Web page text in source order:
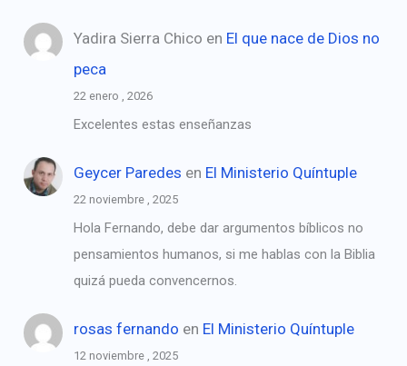
Yadira Sierra Chico en El que nace de Dios no
peca
22 enero , 2026
Excelentes estas enseñanzas
Geycer Paredes en El Ministerio Quíntuple
22 noviembre , 2025
Hola Fernando, debe dar argumentos bíblicos no
pensamientos humanos, si me hablas con la Biblia
quizá pueda convencernos.
rosas fernando en El Ministerio Quíntuple
12 noviembre , 2025